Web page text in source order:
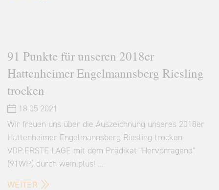
91 Punkte für unseren 2018er
Hattenheimer Engelmannsberg Riesling
trocken
18.05.2021
Wir freuen uns über die Auszeichnung unseres 2018er
Hattenheimer Engelmannsberg Riesling trocken
VDP.ERSTE LAGE mit dem Prädikat "Hervorragend"
(91WP) durch wein.plus! …
WEITER